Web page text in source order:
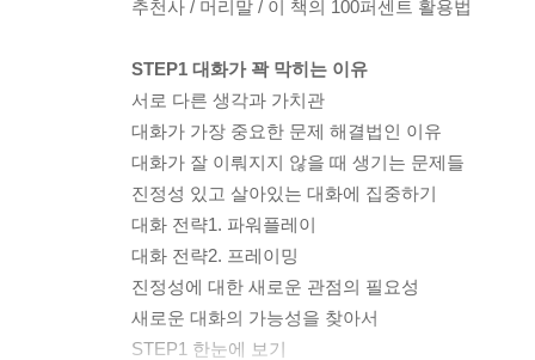
추천사 / 머리말 / 이 책의 100퍼센트 활용법
STEP1 대화가 꽉 막히는 이유
서로 다른 생각과 가치관
대화가 가장 중요한 문제 해결법인 이유
대화가 잘 이뤄지지 않을 때 생기는 문제들
진정성 있고 살아있는 대화에 집중하기
대화 전략1. 파워플레이
대화 전략2. 프레이밍
진정성에 대한 새로운 관점의 필요성
새로운 대화의 가능성을 찾아서
STEP1 한눈에 보기